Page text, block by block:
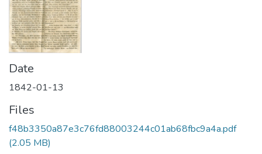
Date
1842-01-13
Files
f48b3350a87e3c76fd88003244c01ab68fbc9a4a.pdf
(2.05 MB)